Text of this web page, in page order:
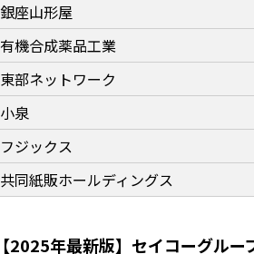
銀座山形屋
有機合成薬品工業
東部ネットワーク
小泉
フジックス
共同紙販ホールディングス
【2025年最新版】セイコーグル